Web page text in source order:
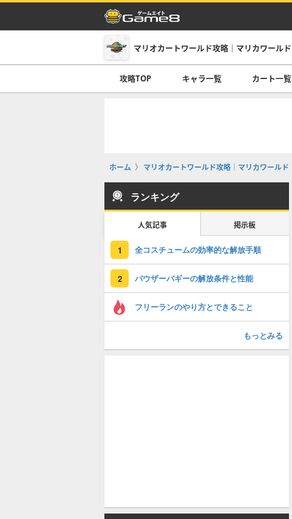
マリオカートワールド攻略｜マリカワールド
攻略TOP キャラ一覧 カート一覧
ホーム マリオカートワールド攻略｜マリカワールド
ランキング
人気記事 掲示板
1 全コスチュームの効率的な解放手順
2 バウザーバギーの解放条件と性能
フリーランのやり方とできること
もっとみる